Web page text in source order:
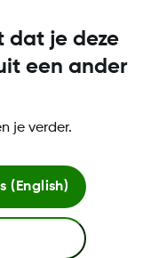
dat je deze
een ander
je verder.
(English)